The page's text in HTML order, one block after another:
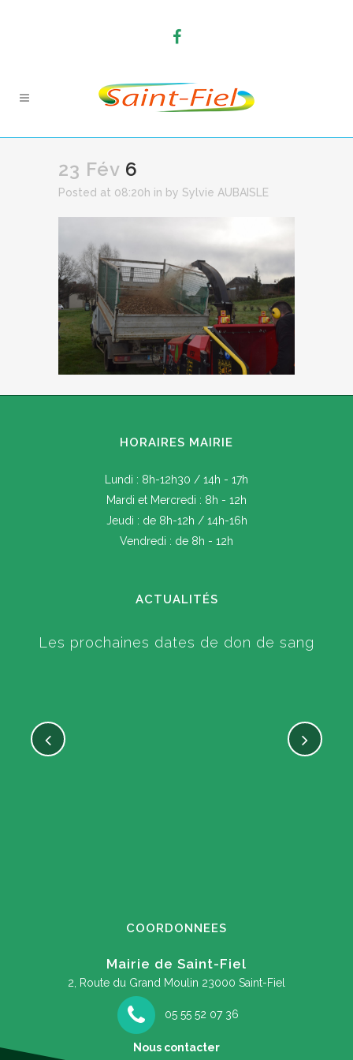
23 Fév 6
Posted at 08:20h in by Sylvie AUBAISLE
HORAIRES MAIRIE
Lundi : 8h-12h30 / 14h - 17h
Mardi et Mercredi : 8h - 12h
Jeudi : de 8h-12h / 14h-16h
Vendredi : de 8h - 12h
ACTUALITÉS
Les prochaines dates de don de sang
COORDONNEES
Mairie de Saint-Fiel
2, Route du Grand Moulin 23000 Saint-Fiel
05 55 52 07 36
Nous contacter